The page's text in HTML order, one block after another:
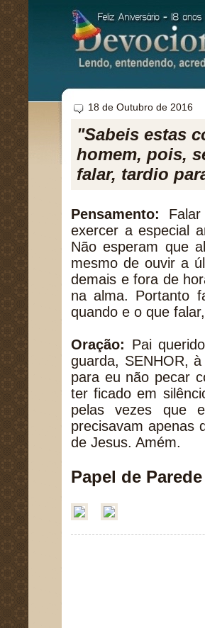
18 de Outubro de 2016
"Sabeis estas
homem, pois,
falar, tardio
Pensamento:
exercer a especial
Não esperam que
mesmo de ouvir a
demais e fora de
na alma. Portanto
quando e o que
Oração: Pai
guarda, SENHOR,
para eu não pecar
ter ficado em
pelas vezes que
precisavam apenas
de Jesus. Amém.
Papel de